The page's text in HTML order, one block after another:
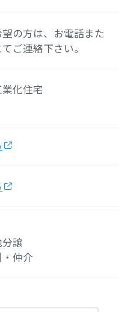
の方は、お電話また
ご連絡下さい。
化住宅
譲
仲介